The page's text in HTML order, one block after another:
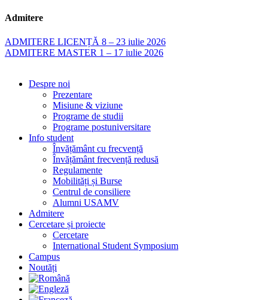
Admitere
ADMITERE LICENȚĂ 8 – 23 iulie 2026
ADMITERE MASTER 1 – 17 iulie 2026
Despre noi
Prezentare
Misiune & viziune
Programe de studii
Programe postuniversitare
Info student
Învățământ cu frecvență
Învățământ frecvență redusă
Regulamente
Mobilități și Burse
Centrul de consiliere
Alumni USAMV
Admitere
Cercetare și proiecte
Cercetare
International Student Symposium
Campus
Noutăți